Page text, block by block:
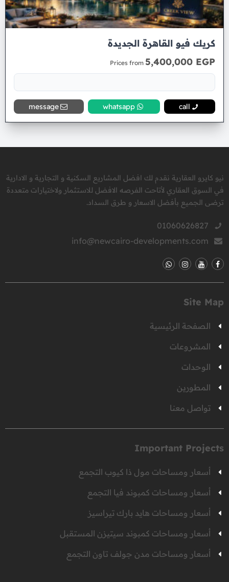
كريك فيو القاهرة الجديدة
Prices from 5,400,000 EGP
call
whatsapp
message
نيو كايرو العقارية نقدم لك افضل المشاريع السكنية و التجارية و الادارية
في السوق العقاري لأتاحت الفرصه الافضل للاستثمار ولاختيارات متعددة
ترضى الجميع بأفضل الاسعار و طرق السداد.
01060626827
info@newcairo-developments.com
Site Map
الصفحة الرئيسية
المشروعات
الوحدات
المطورين
تواصل معنا
Important Projects
أسعار ومساحات مول ذا كيوب التجمع
أسعار ومساحات كمبوند فيا التجمع
أسعار ومساحات هايد بارك تيراسيز
أسعار ومساحات كمبوند سيتيزن المستقبل
أسعار ومساحات مدن جولف تاون التجمع